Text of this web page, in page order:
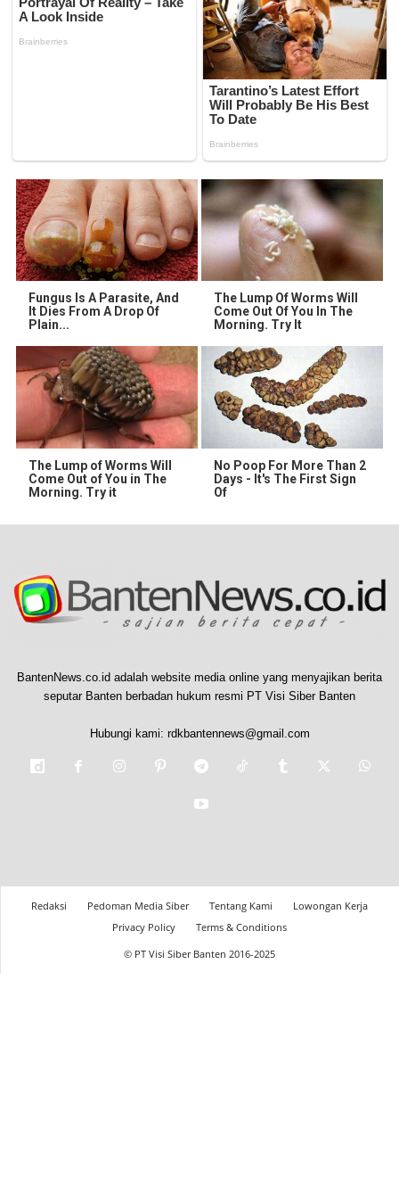
Fungus Is A Parasite, And
It Dies From A Drop Of
Plain...
The Lump Of Worms Will
Come Out Of You In The
Morning. Try It
The Lump of Worms Will
Come Out of You in The
Morning. Try it
No Poop For More Than 2
Days - It's The First Sign
Of
BantenNews.co.id adalah website media online yang menyajikan berita
seputar Banten berbadan hukum resmi PT Visi Siber Banten
Hubungi kami: rdkbantennews@gmail.com
Redaksi Pedoman Media Siber Tentang Kami
Lowongan Kerja
Privacy Policy
Terms & Conditions
© PT Visi Siber Banten 2016-2025